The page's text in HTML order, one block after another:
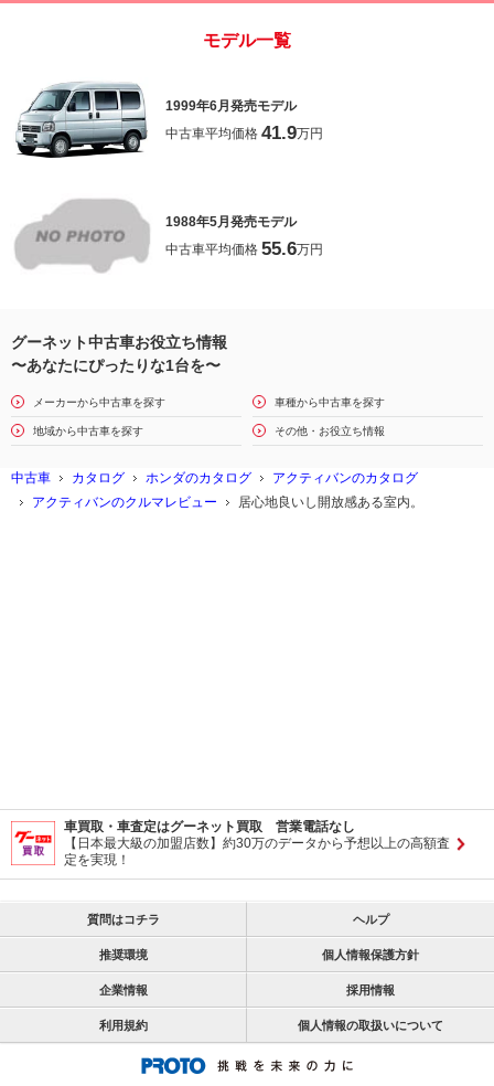
モデル一覧
1999年6月発売モデル
中古車平均価格 41.9万円
1988年5月発売モデル
中古車平均価格 55.6万円
グーネット中古車お役立ち情報
〜あなたにぴったりな1台を〜
メーカーから中古車を探す 車種から中古車を探す
地域から中古車を探す その他・お役立ち情報
中古車 カタログ ホンダのカタログ
アクティバンのカタログ
アクティバンのクルマレビュー
居心地良いし開放感ある室内。
車買取・車査定はグーネット買取 営業電話なし
【日本最大級の加盟店数】約30万のデータから予想以上の高額査
定を実現！
質問はコチラ ヘルプ
推奨環境 個人情報保護方針
企業情報 採用情報
利用規約 個人情報の取扱いについて